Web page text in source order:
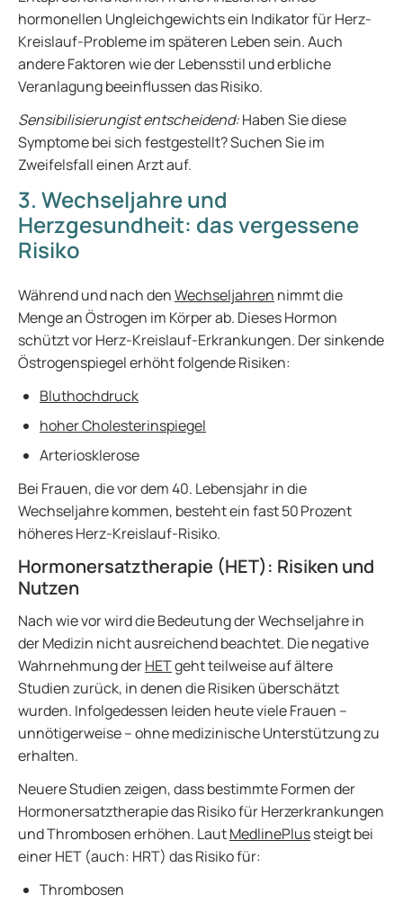
hormonellen Ungleichgewichts ein Indikator für Herz-
Kreislauf-Probleme im späteren Leben sein. Auch
andere Faktoren wie der Lebensstil und erbliche
Veranlagung beeinflussen das Risiko.
Sensibilisierungist entscheidend:Haben Sie diese
Symptome bei sich festgestellt? Suchen Sie im
Zweifelsfall einen Arzt auf.
3. Wechseljahre und
Herzgesundheit: das vergessene
Risiko
Während und nach denWechseljahren nimmt die
Menge an Östrogen im Körper ab. Dieses Hormon
schützt vor Herz-Kreislauf-Erkrankungen. Der sinkende
Östrogenspiegel erhöht folgende Risiken:
Bluthochdruck
hoher Cholesterinspiegel
Arteriosklerose
Bei Frauen, die vor dem 40. Lebensjahr in die
Wechseljahre kommen, besteht ein fast 50 Prozent
höheres Herz-Kreislauf-Risiko.
Hormonersatztherapie (HET): Risiken und
Nutzen
Nach wie vor wird die Bedeutung der Wechseljahre in
der Medizin nicht ausreichend beachtet. Die negative
Wahrnehmung derHETgeht teilweise auf ältere
Studien zurück, in denen die Risiken überschätzt
wurden. Infolgedessen leiden heute viele Frauen –
unnötigerweise – ohne medizinische Unterstützung zu
erhalten.
Neuere Studien zeigen, dass bestimmte Formen der
Hormonersatztherapie das Risiko für Herzerkrankungen
und Thrombosen erhöhen. LautMedlinePlussteigt bei
einer HET (auch: HRT) das Risiko für:
Thrombosen